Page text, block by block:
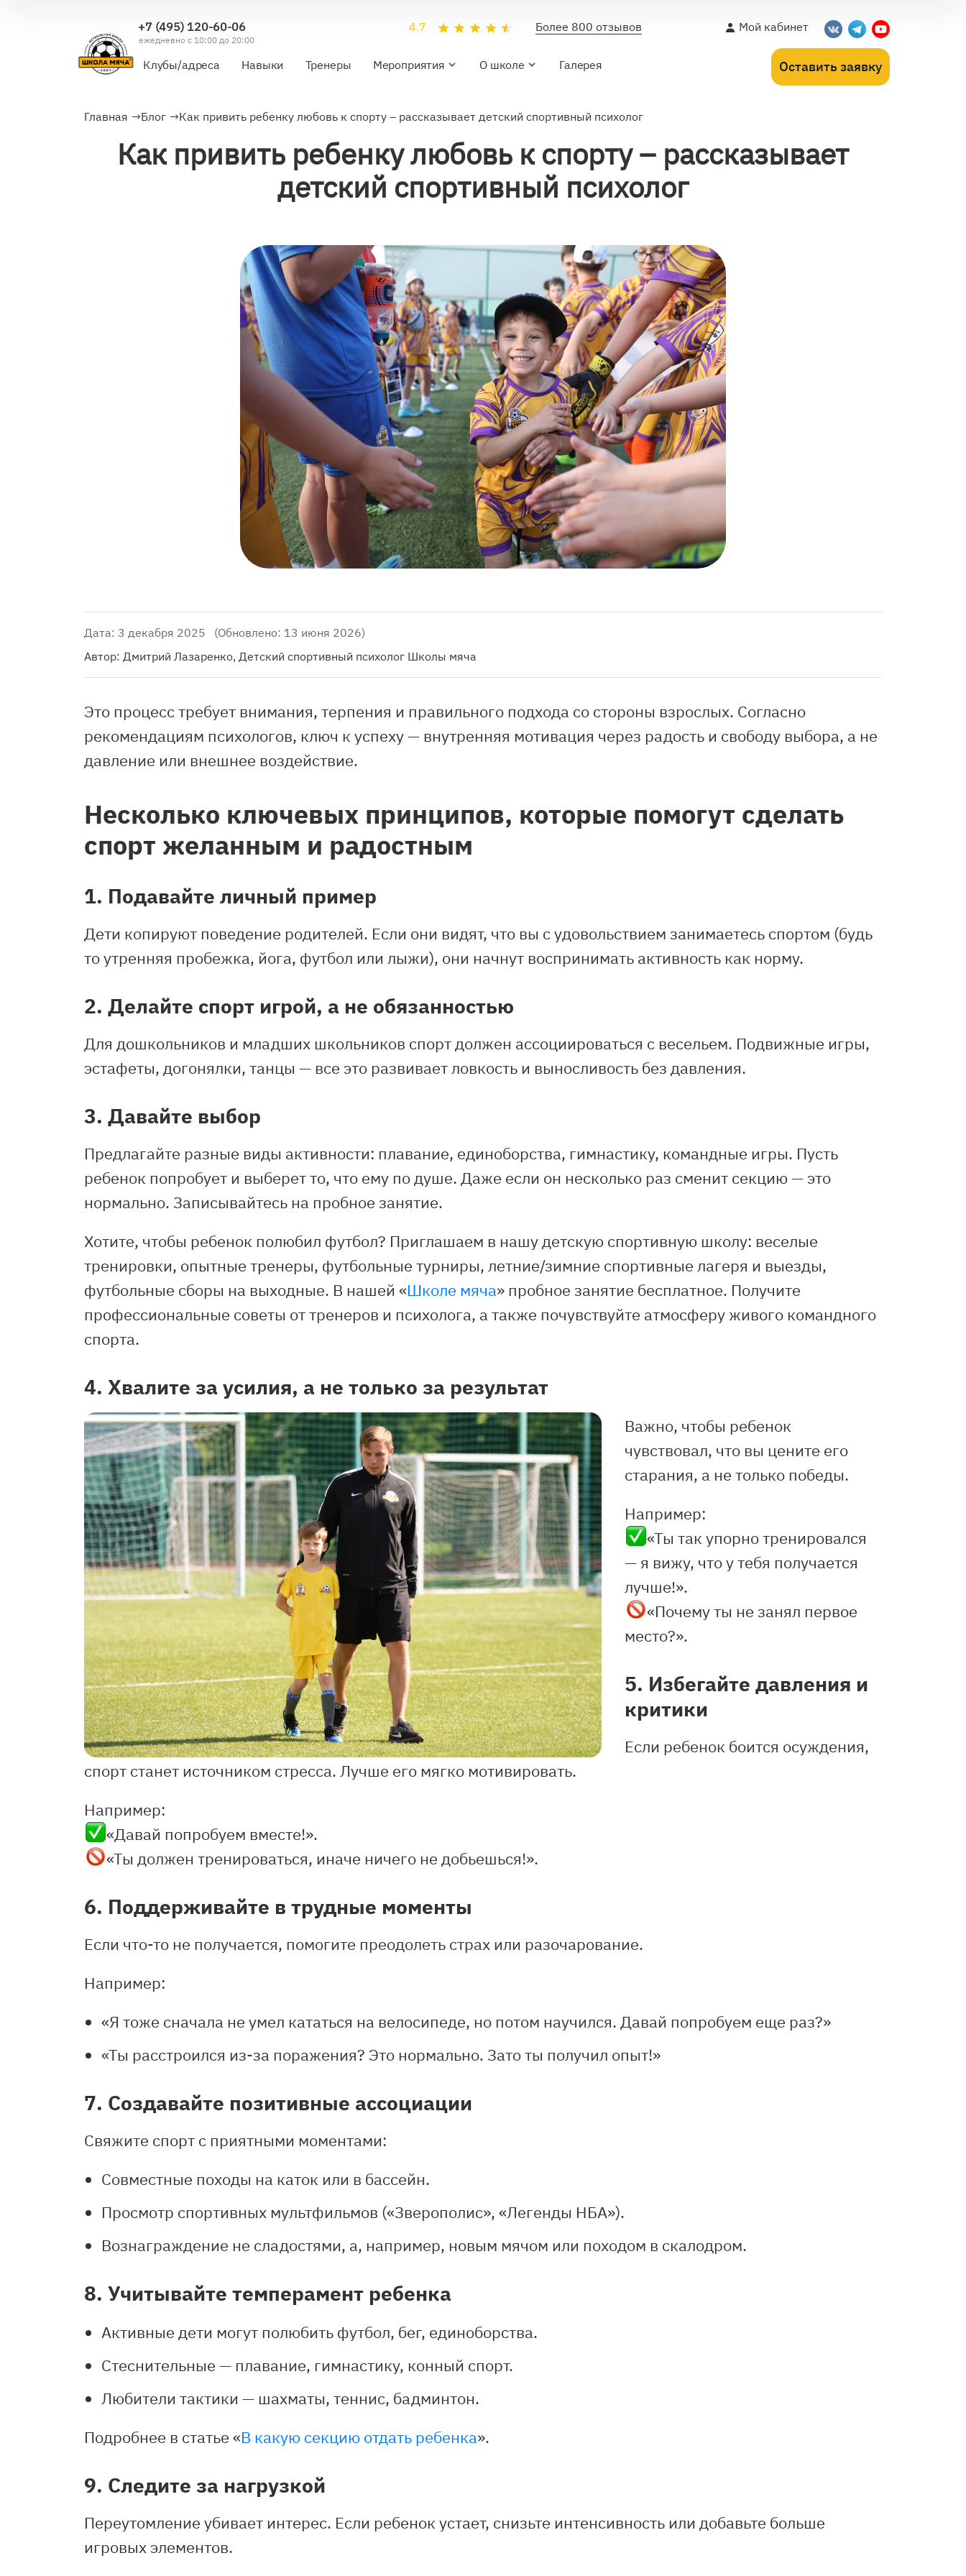
Мой кабинет
Оставить заявку
+7 (495) 120-60-06
ежедневно с 10:00 до 20:00
4.7 Более 800 отзывов
Клубы/адреса Навыки Тренеры Мероприятия О школе Галерея
Главная →Блог →Как привить ребенку любовь к спорту – рассказывает детский спортивный психолог
Как привить ребенку любовь к спорту – рассказывает
детский спортивный психолог
Дата: 3 декабря 2025
(Обновлено: 13 июня 2026)
Автор: Дмитрий Лазаренко, Детский спортивный психолог Школы мяча
Это процесс требует внимания, терпения и правильного подхода со стороны взрослых. Согласно
рекомендациям психологов, ключ к успеху — внутренняя мотивация через радость и свободу выбора, а не
давление или внешнее воздействие.
Несколько ключевых принципов, которые помогут сделать
спорт желанным и радостным
1. Подавайте личный пример
Дети копируют поведение родителей. Если они видят, что вы с удовольствием занимаетесь спортом (будь
то утренняя пробежка, йога, футбол или лыжи), они начнут воспринимать активность как норму.
2. Делайте спорт игрой, а не обязанностью
Для дошкольников и младших школьников спорт должен ассоциироваться с весельем. Подвижные игры,
эстафеты, догонялки, танцы — все это развивает ловкость и выносливость без давления.
3. Давайте выбор
Предлагайте разные виды активности: плавание, единоборства, гимнастику, командные игры. Пусть
ребенок попробует и выберет то, что ему по душе. Даже если он несколько раз сменит секцию — это
нормально. Записывайтесь на пробное занятие.
Хотите, чтобы ребенок полюбил футбол? Приглашаем в нашу детскую спортивную школу: веселые
тренировки, опытные тренеры, футбольные турниры, летние/зимние спортивные лагеря и выезды,
футбольные сборы на выходные. В нашей «Школе мяча» пробное занятие бесплатное. Получите
профессиональные советы от тренеров и психолога, а также почувствуйте атмосферу живого командного
спорта.
4. Хвалите за усилия, а не только за результат
Важно, чтобы ребенок
чувствовал, что вы цените его
старания, а не только победы.
Например:
«Ты так упорно тренировался
— я вижу, что у тебя получается
лучше!».
«Почему ты не занял первое
место?».
5. Избегайте давления и
критики
Если ребенок боится осуждения,
спорт станет источником стресса. Лучше его мягко мотивировать.
Например:
«Давай попробуем вместе!».
«Ты должен тренироваться, иначе ничего не добьешься!».
6. Поддерживайте в трудные моменты
Если что-то не получается, помогите преодолеть страх или разочарование.
Например:
«Я тоже сначала не умел кататься на велосипеде, но потом научился. Давай попробуем еще раз?»
«Ты расстроился из-за поражения? Это нормально. Зато ты получил опыт!»
7. Создавайте позитивные ассоциации
Свяжите спорт с приятными моментами:
Совместные походы на каток или в бассейн.
Просмотр спортивных мультфильмов («Зверополис», «Легенды НБА»).
Вознаграждение не сладостями, а, например, новым мячом или походом в скалодром.
8. Учитывайте темперамент ребенка
Активные дети могут полюбить футбол, бег, единоборства.
Стеснительные — плавание, гимнастику, конный спорт.
Любители тактики — шахматы, теннис, бадминтон.
Подробнее в статье «В какую секцию отдать ребенка».
9. Следите за нагрузкой
Переутомление убивает интерес. Если ребенок устает, снизьте интенсивность или добавьте больше
игровых элементов.